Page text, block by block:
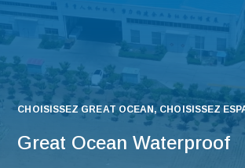
CHOISISSEZ GREAT OCEAN, CHOISISSEZ
Great Ocean Waterproof